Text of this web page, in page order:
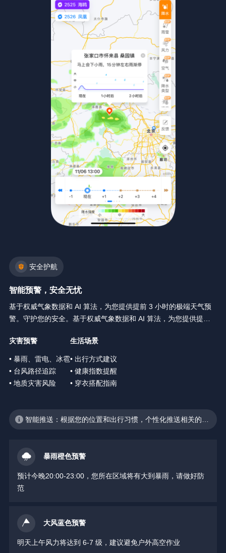
安全护航
智能预警，安全无忧
基于权威气象数据和 AI 算法，为您提供提前 3 小时的极端天气预
警。守护您的安全。基于权威气象数据和 AI 算法，为您提供提前 3
灾害预警
• 暴雨、雷电、冰雹
• 台风路径追踪
• 地质灾害风险
生活场景
• 出行方式建议
• 健康指数提醒
• 穿衣搭配指南
智能推送：根据您的位置和出行习惯，个性化推送相关的天
暴雨橙色预警
预计今晚20:00-23:00，您所在区域将有大到暴雨，请做好防
范
大风蓝色预警
明天上午风力将达到 6-7 级，建议避免户外高空作业